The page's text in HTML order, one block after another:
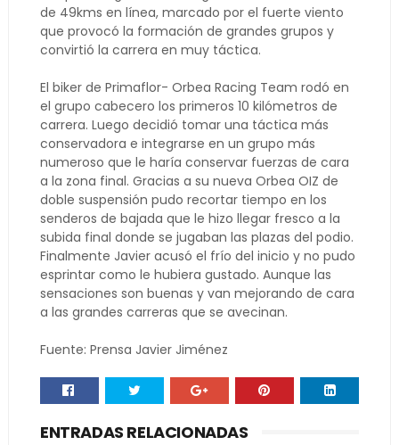
de 49kms en línea, marcado por el fuerte viento
que provocó la formación de grandes grupos y
convirtió la carrera en muy táctica.
El biker de Primaflor- Orbea Racing Team rodó en
el grupo cabecero los primeros 10 kilómetros de
carrera. Luego decidió tomar una táctica más
conservadora e integrarse en un grupo más
numeroso que le haría conservar fuerzas de cara
a la zona final. Gracias a su nueva Orbea OIZ de
doble suspensión pudo recortar tiempo en los
senderos de bajada que le hizo llegar fresco a la
subida final donde se jugaban las plazas del podio.
Finalmente Javier acusó el frío del inicio y no pudo
esprintar como le hubiera gustado. Aunque las
sensaciones son buenas y van mejorando de cara
a las grandes carreras que se avecinan.
Fuente: Prensa Javier Jiménez
ENTRADAS RELACIONADAS